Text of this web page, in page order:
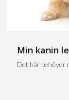
Min kanin
Det här behöver